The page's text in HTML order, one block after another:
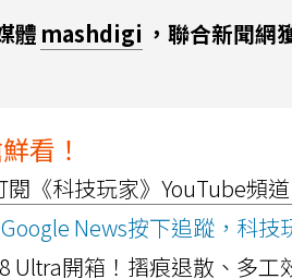
體 mashdigi ，聯合新聞網
看！
閱《科技玩家》YouTube頻道
News按下追蹤，科技
Ultra開箱！摺痕退散、多